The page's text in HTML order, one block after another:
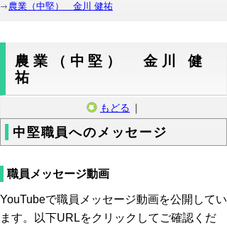
農業（中堅） 金川 健祐
農業（中堅） 金川 健
祐
もどる ｜
中堅職員へのメッセージ
職員メッセージ動画
YouTubeで職員メッセージ動画を公開してい
ます。以下URLをクリックしてご確認くだ